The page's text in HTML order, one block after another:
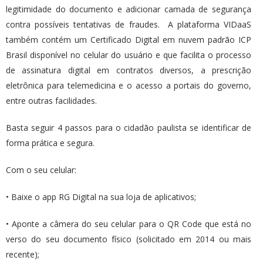
legitimidade do documento e adicionar camada de segurança
contra possíveis tentativas de fraudes. A plataforma VIDaaS
também contém um Certificado Digital em nuvem padrão ICP
Brasil disponível no celular do usuário e que facilita o processo
de assinatura digital em contratos diversos, a prescrição
eletrônica para telemedicina e o acesso a portais do governo,
entre outras facilidades.
Basta seguir 4 passos para o cidadão paulista se identificar de
forma prática e segura.
Com o seu celular:
• Baixe o app RG Digital na sua loja de aplicativos;
• Aponte a câmera do seu celular para o QR Code que está no
verso do seu documento físico (solicitado em 2014 ou mais
recente);